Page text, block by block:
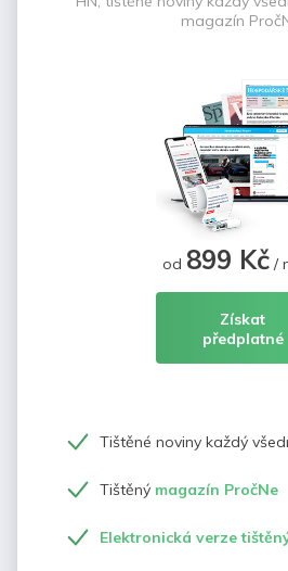
magazín
od 899 Kč/
Získat
předplatné
Tištěné noviny každý
Tištěný magazín PročNe
Elektronická verze